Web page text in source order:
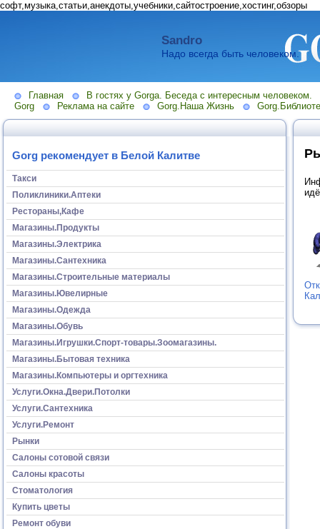
софт,музыка,статьи,анекдоты,учебники,сайтостроение,хостинг,обзоры
Sandro
Надо всегда быть человеком.
Главная
В гостях у Gorga. Беседа с интересным человеком.
Gorg
Реклама на сайте Gorg.Наша Жизнь
Gorg рекомендует в Белой Калитве
Такси
Поликлиники.Аптеки
Рестораны,Кафе
Магазины.Продукты
Магазины.Электрика
Магазины.Сантехника
Магазины.Строительные материалы
Магазины.Ювелирные
Магазины.Одежда
Магазины.Обувь
Магазины.Игрушки.Спорт-товары.Зоомагазины.
Магазины.Бытовая техника
Магазины.Компьютеры и оргтехника
Услуги.Окна.Двери.Потолки
Услуги.Сантехника
Услуги.Ремонт
Рынки
Салоны сотовой связи
Салоны красоты
Стоматология
Купить цветы
Ремонт обуви